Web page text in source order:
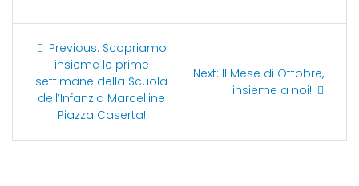
Navigazione
articoli
Previous: Previous
post:
Scopriamo
insieme le prime
settimane della Scuola
dell’Infanzia Marcelline
Piazza Caserta!
Next: Next
post:
Il Mese di Ottobre,
insieme a noi!